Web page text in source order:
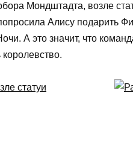
Мондштадта, возле
Алису подарить
А это значит, что
королевство.